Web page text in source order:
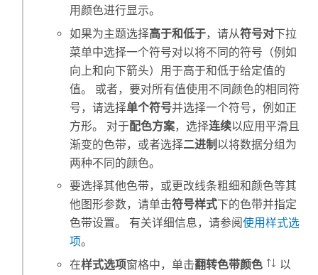
用颜色进行显示。
如果为主题选择高于和低于，请从符号对下拉
菜单中选择一个符号对以将不同的符号（例如
向上和向下箭头）用于高于和低于给定值的
值。 或者，要对所有值使用不同颜色的相同符
号，请选择单个符号并选择一个符号，例如正
方形。 对于配色方案，选择连续以应用平滑且
渐变的色带，或者选择二进制 以将数据分组为
两种不同的颜色。
要选择其他色带，或更改线条粗细和颜色等其
他图形参数，请单击符号样式下的色带并指定
色带设置。 有关详细信息，请参阅使用样式选
项。
在样式选项窗格中，单击翻转色带颜色
以